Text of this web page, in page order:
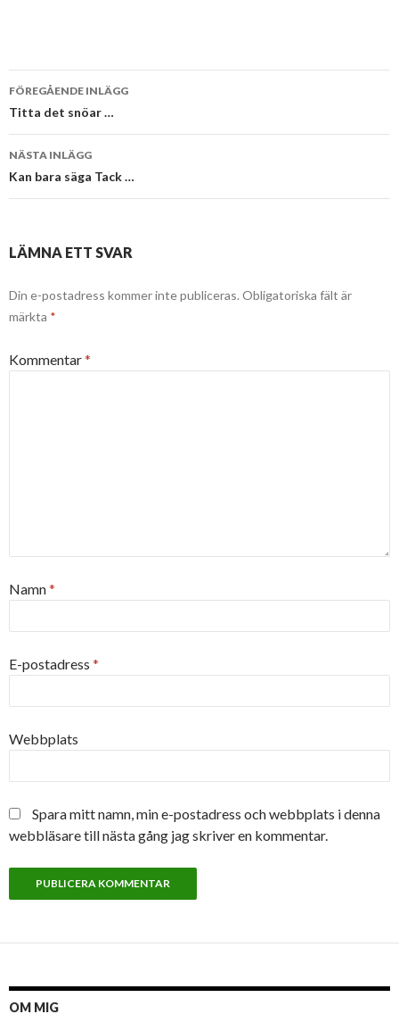
Inläggsnavigering
FÖREGÅENDE INLÄGG
Titta det snöar …
NÄSTA INLÄGG
Kan bara säga Tack …
LÄMNA ETT SVAR
Din e-postadress kommer inte publiceras. Obligatoriska fält är
märkta *
Kommentar*
Namn*
E-postadress *
Webbplats
Spara mitt namn, min e-postadress och webbplats i denna
webbläsare till nästa gång jag skriver en kommentar.
OM MIG